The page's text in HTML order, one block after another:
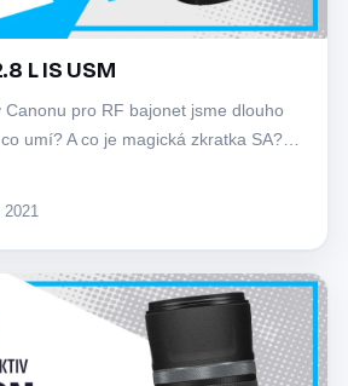
L IS USM
Canonu pro RF bajonet jsme dlouho
umí? A co je magická zkratka SA?
2021